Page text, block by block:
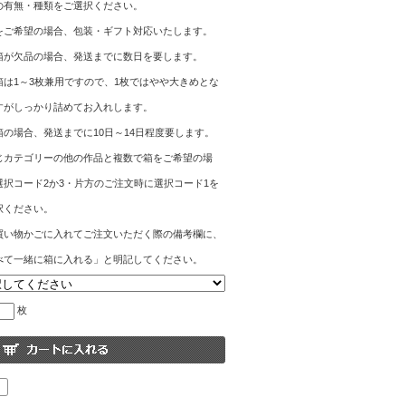
無・種類をご選択ください。
希望の場合、包装・ギフト対応いたします。
欠品の場合、発送までに数日を要します。
1～3枚兼用ですので、1枚ではやや大きめとな
がしっかり詰めてお入れします。
場合、発送までに10日～14日程度要します。
テゴリーの他の作品と複数で箱をご希望の場
択コード2か3・片方のご注文時に選択コード1を
ください。
物かごに入れてご注文いただく際の備考欄に、
て一緒に箱に入れる」と明記してください。
枚